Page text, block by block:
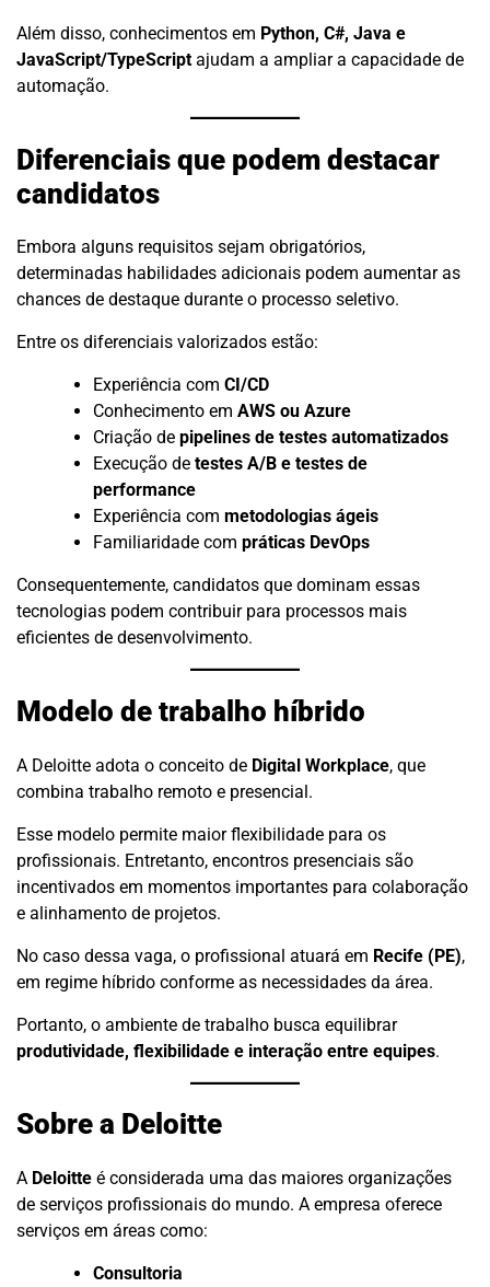
Além disso, conhecimentos em Python, C#, Java e
JavaScript/TypeScript ajudam a ampliar a capacidade de
automação.
Diferenciais que podem destacar
candidatos
Embora alguns requisitos sejam obrigatórios,
determinadas habilidades adicionais podem aumentar as
chances de destaque durante o processo seletivo.
Entre os diferenciais valorizados estão:
Experiência com CI/CD
Conhecimento em AWS ou Azure
Criação de pipelines de testes automatizados
Execução de testes A/B e testes de
performance
Experiência com metodologias ágeis
Familiaridade com práticas DevOps
Consequentemente, candidatos que dominam essas
tecnologias podem contribuir para processos mais
eficientes de desenvolvimento.
Modelo de trabalho híbrido
A Deloitte adota o conceito de Digital Workplace, que
combina trabalho remoto e presencial.
Esse modelo permite maior flexibilidade para os
profissionais. Entretanto, encontros presenciais são
incentivados em momentos importantes para colaboração
e alinhamento de projetos.
No caso dessa vaga, o profissional atuará em Recife (PE),
em regime híbrido conforme as necessidades da área.
Portanto, o ambiente de trabalho busca equilibrar
produtividade, flexibilidade e interação entre equipes.
Sobre a Deloitte
A Deloitte é considerada uma das maiores organizações
de serviços profissionais do mundo. A empresa oferece
serviços em áreas como:
Consultoria